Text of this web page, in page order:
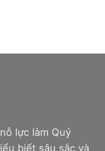
lực làm Quý
biết sâu sắc và